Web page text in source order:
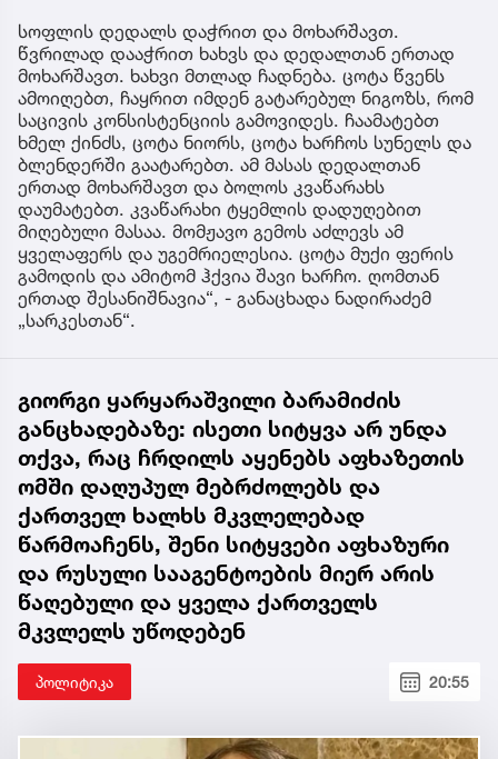
სოფლის დედალს დაჭრით და მოხარშავთ.
წვრილად დააჭრით ხახვს და დედალთან ერთად
მოხარშავთ. ხახვი მთლად ჩადნება. ცოტა წვენს
ამოიღებთ, ჩაყრით იმდენ გატარებულ ნიგოზს, რომ
საცივის კონსისტენციის გამოვიდეს. ჩაამატებთ
ხმელ ქინძს, ცოტა ნიორს, ცოტა ხარჩოს სუნელს და
ბლენდერში გაატარებთ. ამ მასას დედალთან
ერთად მოხარშავთ და ბოლოს კვაწარახს
დაუმატებთ. კვაწარახი ტყემლის დადუღებით
მიღებული მასაა. მომჟავო გემოს აძლევს ამ
ყველაფერს და უგემრიელესია. ცოტა მუქი ფერის
გამოდის და ამიტომ ჰქვია შავი ხარჩო. ღომთან
ერთად შესანიშნავია“, - განაცხადა ნადირაძემ
„სარკესთან“.
გიორგი ყარყარაშვილი ბარამიძის
განცხადებაზე: ისეთი სიტყვა არ უნდა
თქვა, რაც ჩრდილს აყენებს აფხაზეთის
ომში დაღუპულ მებრძოლებს და
ქართველ ხალხს მკვლელებად
წარმოაჩენს, შენი სიტყვები აფხაზური
და რუსული სააგენტოების მიერ არის
წაღებული და ყველა ქართველს
მკვლელს უწოდებენ
პოლიტიკა 20:55